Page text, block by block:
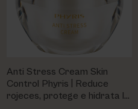
Anti Stress Cream Skin
Control Phyris | Reduce
rojeces, protege e hidrata la